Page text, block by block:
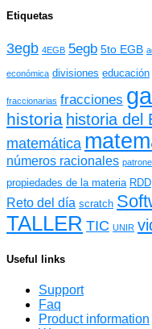
Etiquetas
3egb 4EGB 5egb 5to EGB
económica divisiones educación
fraccionarias fracciones
historia historia del
matemática
números racionales
propiedades de la materia RDD
Reto del día scratch
TALLER TIC UNIR
Useful links
Support
Faq
Product information